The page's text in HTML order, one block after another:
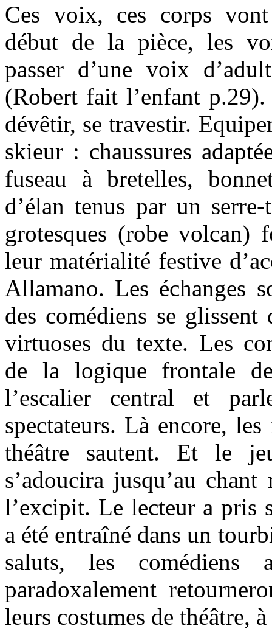
Ces voix, ces corps
début de la pièce, les
passer d’une voix
(Robert fait l’enfant
dévêtir, se travestir.
skieur : chaussures
fuseau à bretelles,
d’élan tenus par un
grotesques (robe
leur matérialité festive
Allamano. Les échanges
des comédiens se glissent
virtuoses du texte. Les
de la logique frontale
l’escalier central et
spectateurs. Là encore,
théâtre sautent. Et le
s’adoucira jusqu’au
l’excipit. Le lecteur a pris
a été entraîné dans un
saluts, les comédiens
paradoxalement
leurs costumes de théâtre,